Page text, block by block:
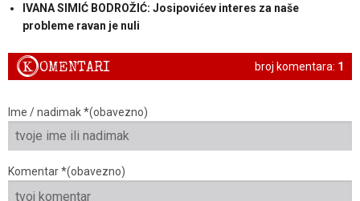
IVANA SIMIĆ BODROŽIĆ: Josipovićev interes za naše
probleme ravan je nuli
broj komentara: 1
KOMENTARI
Ime / nadimak *(obavezno)
Komentar *(obavezno)